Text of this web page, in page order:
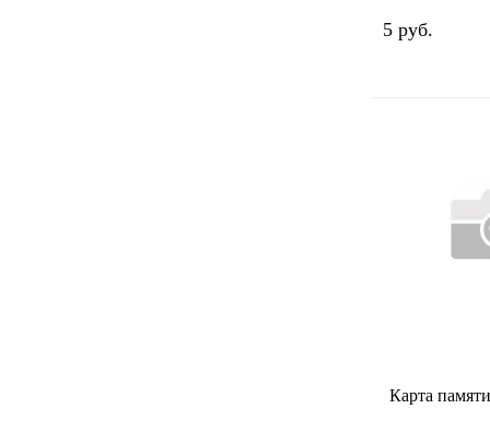
5 руб.
Карта